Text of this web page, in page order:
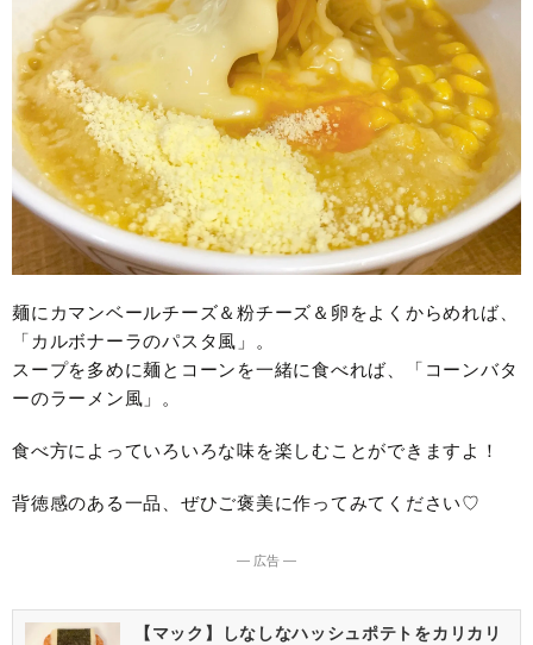
麺にカマンベールチーズ＆粉チーズ＆卵をよくからめれば、
「カルボナーラのパスタ風」。
スープを多めに麺とコーンを一緒に食べれば、「コーンバタ
ーのラーメン風」。
食べ方によっていろいろな味を楽しむことができますよ！
背徳感のある一品、ぜひご褒美に作ってみてください♡
― 広告 ―
【マック】しなしなハッシュポテトをカリカリ